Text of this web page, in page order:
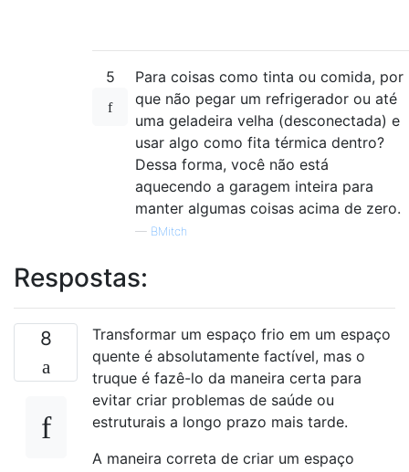
5
Para coisas como tinta ou comida, por
que não pegar um refrigerador ou até
uma geladeira velha (desconectada) e
usar algo como fita térmica dentro?
Dessa forma, você não está
aquecendo a garagem inteira para
manter algumas coisas acima de zero.
— BMitch
Respostas:
8
Transformar um espaço frio em um espaço
quente é absolutamente factível, mas o
truque é fazê-lo da maneira certa para
evitar criar problemas de saúde ou
estruturais a longo prazo mais tarde.
A maneira correta de criar um espaço